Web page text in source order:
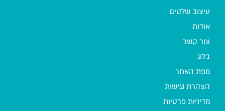
עיצוב שלטים
אודות
צור קשר
בלוג
מפת האתר
הצהרת נגישות
מדיניות פרטיות